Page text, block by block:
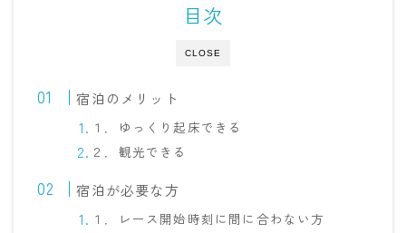
CLOSE
目次
宿泊のメリット
１．ゆっくり起床できる
２．観光できる
宿泊が必要な方
１．レース開始時刻に間に合わない方